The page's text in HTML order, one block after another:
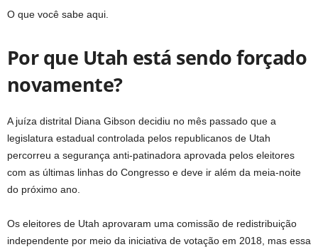
O que você sabe aqui.
Por que Utah está sendo forçado
novamente?
A juíza distrital Diana Gibson decidiu no mês passado que a
legislatura estadual controlada pelos republicanos de Utah
percorreu a segurança anti-patinadora aprovada pelos eleitores
com as últimas linhas do Congresso e deve ir além da meia-noite
do próximo ano.
Os eleitores de Utah aprovaram uma comissão de redistribuição
independente por meio da iniciativa de votação em 2018, mas essa